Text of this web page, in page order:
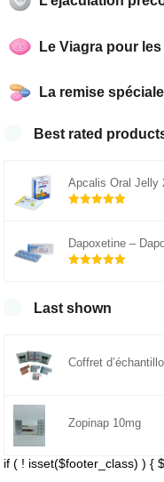
Le Viagra pour
La remise spéciale
Best rated
Apcalis Oral Jelly
Dapoxetine –
Last shown
Coffret
Zopinap 10mg
if ( ! isset($footer_class) ) {